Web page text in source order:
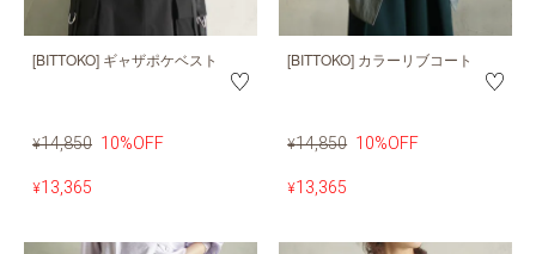
[BITTOKO] ギャザポケベスト
¥14,850 10%OFF
¥13,365
[BITTOKO] カラーリブコート
¥14,850 10%OFF
¥13,365